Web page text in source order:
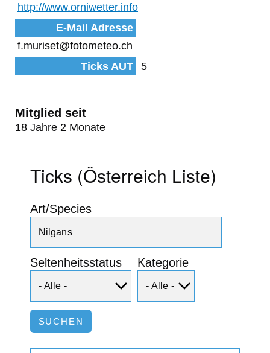
http://www.orniwetter.info
E-Mail Adresse
f.muriset@fotometeo.ch
Ticks AUT
5
Mitglied seit
18 Jahre 2 Monate
Ticks (Österreich Liste)
Art/Species
Seltenheitsstatus Kategorie